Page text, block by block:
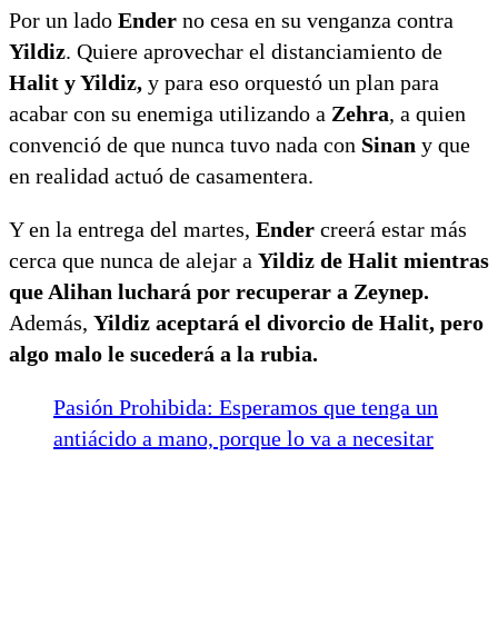
Por un lado Ender no cesa en su venganza contra
Yildiz. Quiere aprovechar el distanciamiento de
Halit y Yildiz, y para eso orquestó un plan para
acabar con su enemiga utilizando a Zehra, a quien
convenció de que nunca tuvo nada con Sinan y que
en realidad actuó de casamentera.
Y en la entrega del martes, Ender creerá estar más
cerca que nunca de alejar a Yildiz de Halit mientras
que Alihan luchará por recuperar a Zeynep.
Además, Yildiz aceptará el divorcio de Halit, pero
algo malo le sucederá a la rubia.
Pasión Prohibida: Esperamos que tenga un
antiácido a mano, porque lo va a necesitar